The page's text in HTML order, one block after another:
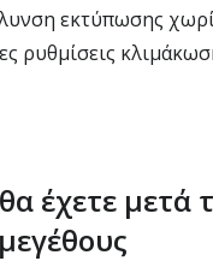
εκτύπωσης
ρυθμίσεις
έχετε μετά